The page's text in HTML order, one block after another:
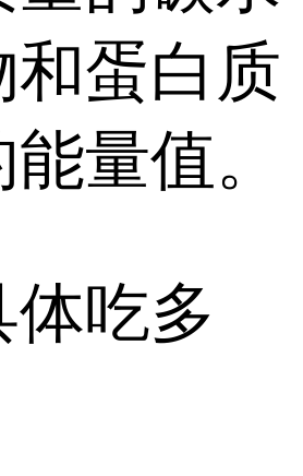
和蛋白质
量值。
吃多